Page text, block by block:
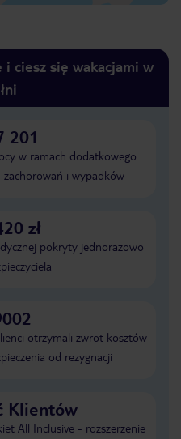
ciesz się wakacjami w
201
w ramach dodatkowego
zachorowań i wypadków
zł
pokryty jednorazowo
otrzymali zwrot kosztów
od rezygnacji
Klientów
All Inclusive - rozszerzenie